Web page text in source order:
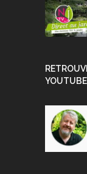
YOUTUBE